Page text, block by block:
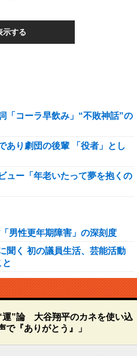
示する
「コーラ早飲み」“不敗神話”の
あり劇団の後輩 「役者」とし
ュー「年老いたって夢を抱くの
男性更年期障害」の深刻度
聞く 初の議員生活、芸能活動
運”論 大谷翔平のカネを使い込
で『ありがとう』」